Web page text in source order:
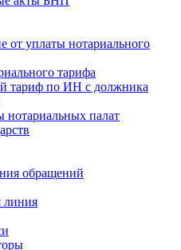
от уплаты нотариального
тарифа
тариф по ИН с должника
нотариальных палат
обращений
линия